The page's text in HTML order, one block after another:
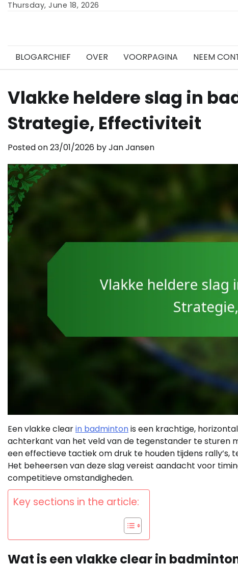
SkipThursday, June 18, 2026
BLOGARCHIEF OVER VOORPAGINA NEEM
Vlakke heldere slag in
Strategie, Effectiviteit
Posted on23/01/2026 byJan Jansen
Een vlakke clearin badmintonis een krachtige,
achterkant van het veld van de tegenstander te sturen
een effectieve tactiek om druk te houden tijdens
Het beheersen van deze slag vereist aandacht voor
competitieve omstandigheden.
Key sections in the article:
Wat is een vlakke clear in